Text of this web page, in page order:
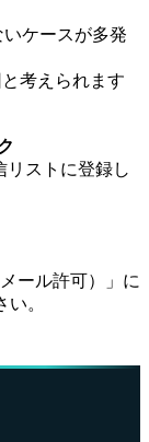
ケースが多発
考えられます
リストに登録し
ール許可）」に
。